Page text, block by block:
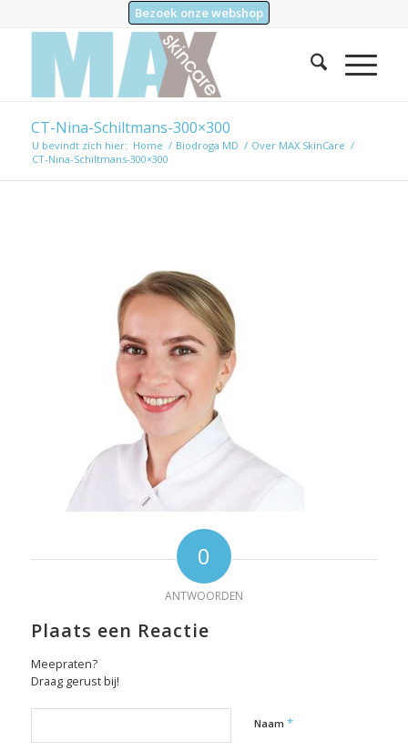
Bezoek onze webshop
CT-Nina-Schiltmans-300×300
U bevindt zich hier: Home / Biodroga MD / Over MAX SkinCare /
CT-Nina-Schiltmans-300×300
0
ANTWOORDEN
Plaats een Reactie
Meepraten?
Draag gerust bij!
Naam *